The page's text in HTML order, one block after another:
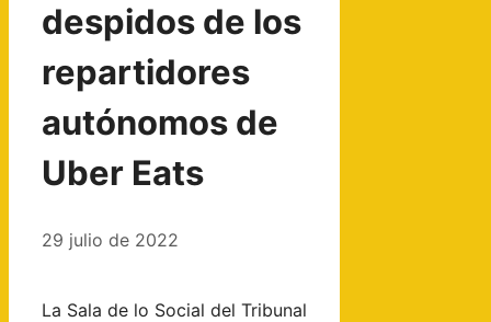
despidos de los
repartidores
autónomos de
Uber Eats
29 julio de 2022
La Sala de lo Social del Tribunal